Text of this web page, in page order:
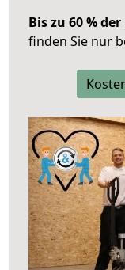
Bis zu 60 %
finden Sie nur